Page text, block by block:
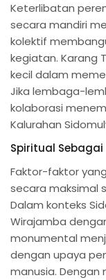
Keterlibatan
secara mandiri
kolektif
kegiatan. Karang
kecil dalam
Jika lembaga-
kolaborasi
Kalurahan
Spiritual Sebagai
Faktor-faktor
secara maksimal
Dalam konteks
Wirajamba
monumental
dengan upaya
manusia.